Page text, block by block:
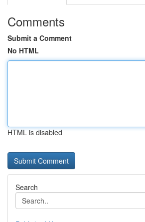
Comments
Submit a Comment
No HTML
HTML is disabled
Search